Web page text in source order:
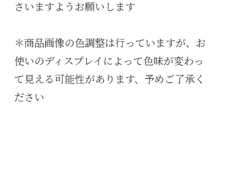
さいますようお願いします
＊商品画像の色調整は行っていますが、お
使いのディスプレイによって色味が変わっ
て見える可能性があります、予めご了承く
ださい